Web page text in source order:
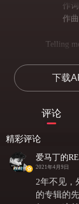
作
作
Telling
I don't
我不
对我的
Why
为
下载
评论
精彩评论
爱马丁的
2021年4月9日
2年不见，
的专辑的